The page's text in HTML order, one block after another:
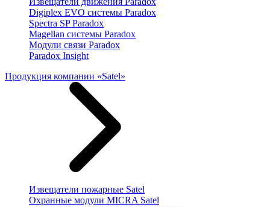
Digiplex EVO системы Paradox
Spectra SP Paradox
Magellan системы Paradox
Модули связи Paradox
Paradox Insight
Продукция компании «Satel»
Извещатели пожарные Satel
Охранные модули MICRA Satel